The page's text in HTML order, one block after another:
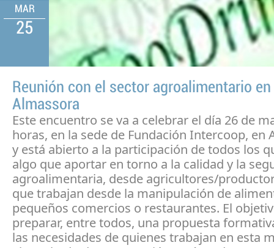
MAR
25
Reunión con el sector agroalimentario en
Almassora
Este encuentro se va a celebrar el día 26 de
horas, en la sede de Fundación Intercoop, en
y está abierto a la participación de todos los
algo que aportar en torno a la calidad y la
agroalimentaria, desde agricultores/
que trabajan desde la manipulación de
pequeños comercios o restaurantes. El
preparar, entre todos, una propuesta
las necesidades de quienes trabajan en esta